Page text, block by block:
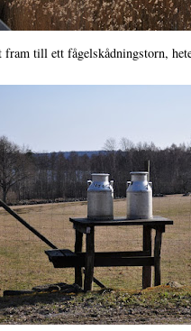
till ett fågelskådningstorn,